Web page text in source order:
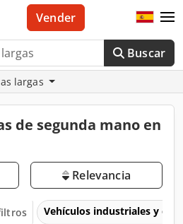
Buscar
Vender
largas
de segunda mano en
Relevancia
Vehículos industriales y